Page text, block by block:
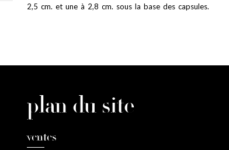
2,5 cm. et une à 2,8 cm. sous la base des capsules.
plan du site
ventes